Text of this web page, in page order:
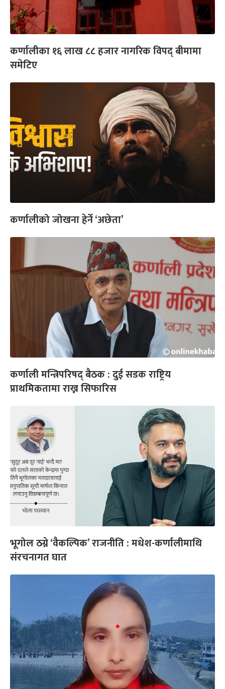
कर्णालीका १६ लाख ८८ हजार नागरिक विपद् बीमामा
समेटिए
कर्णालीको जोखना हेर्ने ‘अछेता’
कर्णाली मन्त्रिपरिषद् बैठक : दुई सडक राष्ट्रिय
प्राथमिकतामा राख्न सिफारिस
भूगोल ठग्ने ‘वैकल्पिक’ राजनीति : मधेश-कर्णालीमाथि
संरचनागत घात